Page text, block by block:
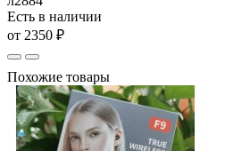
Есть в наличии
от 2350 ₽
Похожие товары